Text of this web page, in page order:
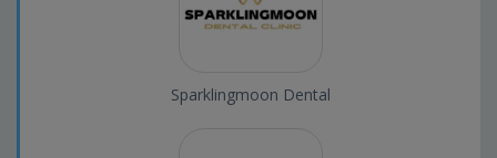
Sparklingmoon Dental